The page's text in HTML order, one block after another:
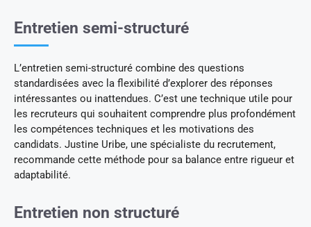
Entretien semi-structuré
L’entretien semi-structuré combine des questions
standardisées avec la flexibilité d’explorer des réponses
intéressantes ou inattendues. C’est une technique utile pour
les recruteurs qui souhaitent comprendre plus profondément
les compétences techniques et les motivations des
candidats. Justine Uribe, une spécialiste du recrutement,
recommande cette méthode pour sa balance entre rigueur et
adaptabilité.
Entretien non structuré